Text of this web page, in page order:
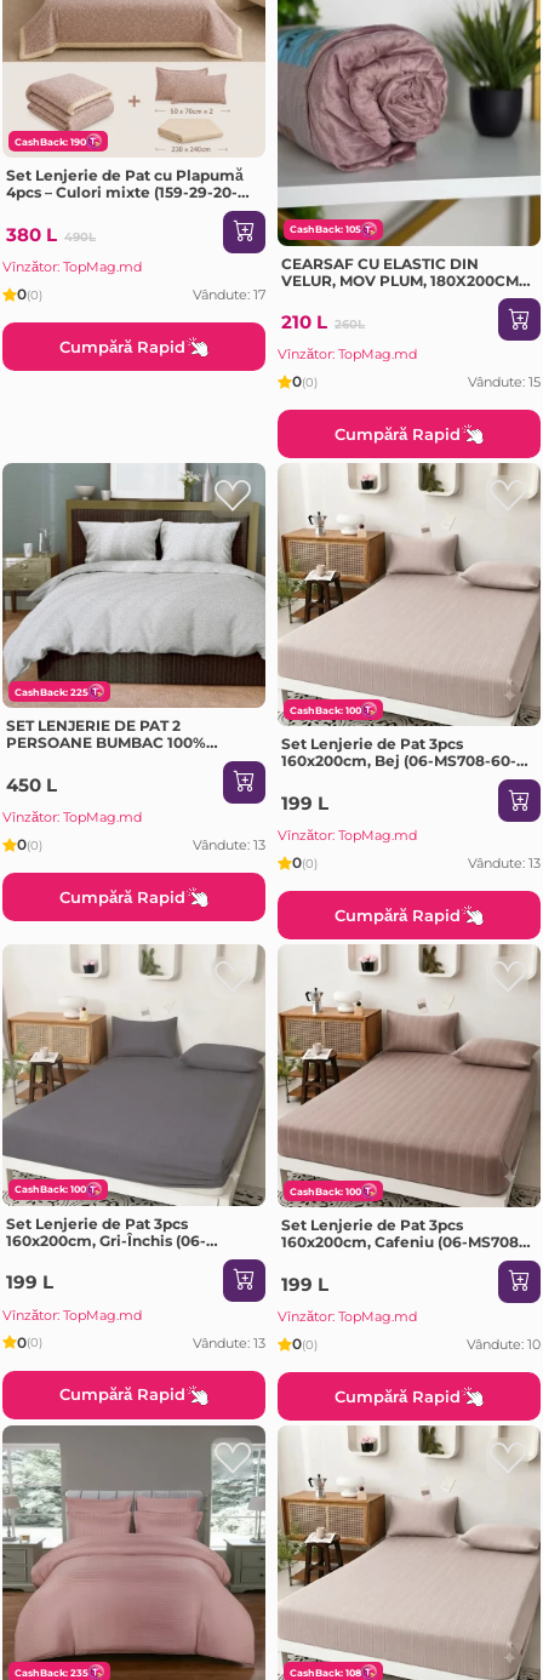
CashBack: 190
Set Lenjerie de Pat cu Plapumă
4pcs – Culori mixte (159-29-20-
380 L 490L
Vînzător: TopMag.md
0(0) Vândute: 17
Cumpără Rapid
CashBack: 105
CEARSAF CU ELASTIC DIN
VELUR, MOV PLUM, 180X200CM
210 L 260L
Vînzător: TopMag.md
0(0) Vândute: 15
Cumpără Rapid
CashBack: 225
SET LENJERIE DE PAT 2
PERSOANE BUMBAC 100%
450 L
Vînzător: TopMag.md
0(0) Vândute: 13
Cumpără Rapid
CashBack: 100
Set Lenjerie de Pat 3pcs
160x200cm, Bej (06-MS708-60-
199 L
Vînzător: TopMag.md
0(0) Vândute: 13
Cumpără Rapid
CashBack: 100
Set Lenjerie de Pat 3pcs
160x200cm, Gri-Închis (06-
199 L
Vînzător: TopMag.md
0(0) Vândute: 13
Cumpără Rapid
CashBack: 100
Set Lenjerie de Pat 3pcs
160x200cm, Cafeniu (06-MS708-
199 L
Vînzător: TopMag.md
0(0) Vândute: 10
Cumpără Rapid
CashBack: 235 CashBack: 108